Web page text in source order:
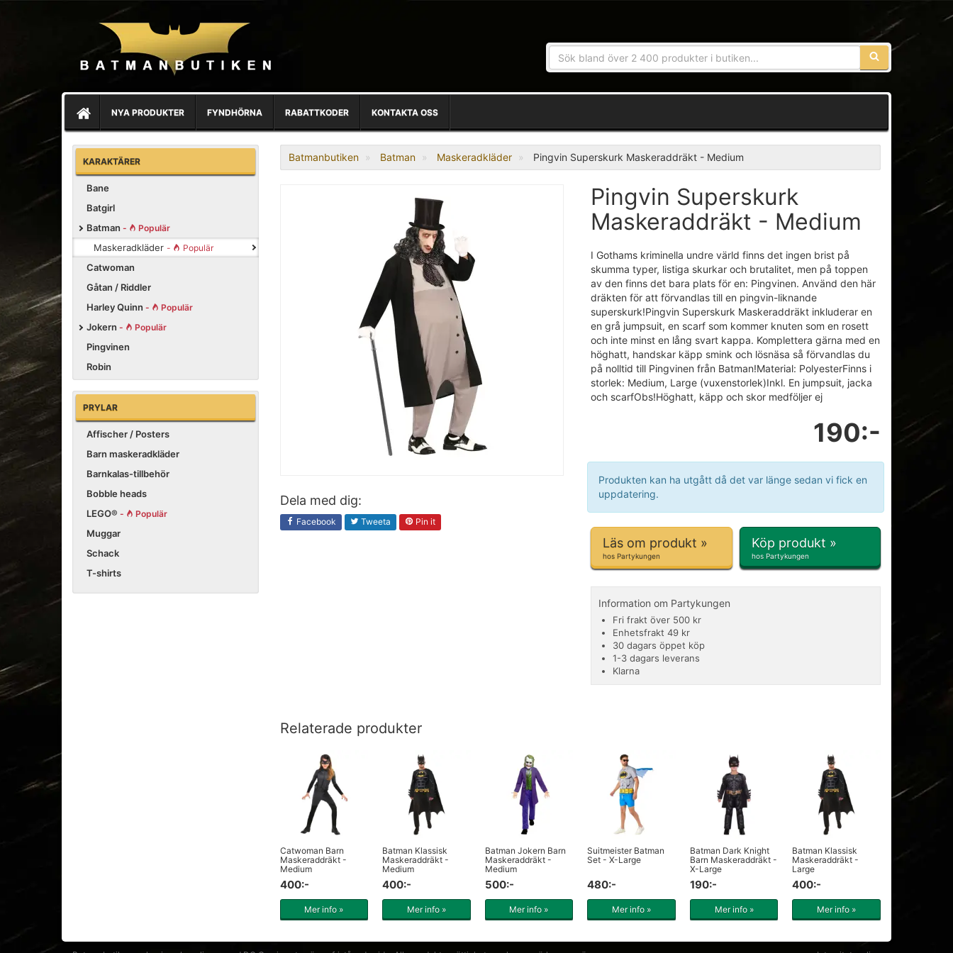
Sökfras:
NYA PRODUKTER FYNDHÖRNA RABATTKODER KONTAKTA OSS
KARAKTÄRER
Bane
Batgirl
Batman - Populär
Maskeradkläder - Populär
Catwoman
Gåtan / Riddler
Harley Quinn - Populär
Jokern - Populär
Pingvinen
Robin
PRYLAR
Affischer / Posters
Barn maskeradkläder
Barnkalas-tillbehör
Bobble heads
LEGO® - Populär
Muggar
Schack
T-shirts
Batmanbutiken Batman Maskeradkläder Pingvin Superskurk Maskeraddräkt - Medium
Dela med dig:
Facebook Tweeta Pin it
Pingvin Superskurk
Maskeraddräkt - Medium
I Gothams kriminella undre värld finns det ingen brist på
skumma typer, listiga skurkar och brutalitet, men på toppen
av den finns det bara plats för en: Pingvinen. Använd den här
dräkten för att förvandlas till en pingvin-liknande
superskurk!Pingvin Superskurk Maskeraddräkt inkluderar en
en grå jumpsuit, en scarf som kommer knuten som en rosett
och inte minst en lång svart kappa. Komplettera gärna med en
höghatt, handskar käpp smink och lösnäsa så förvandlas du
på nolltid till Pingvinen från Batman!Material: PolyesterFinns i
storlek: Medium, Large (vuxenstorlek)Inkl. En jumpsuit, jacka
och scarfObs!Höghatt, käpp och skor medföljer ej
190:-
Produkten kan ha utgått då det var länge sedan vi fick en
uppdatering.
Läs om produkt »
hos Partykungen
Köp produkt »
hos Partykungen
Information om Partykungen
Fri frakt över 500 kr
Enhetsfrakt 49 kr
30 dagars öppet köp
1-3 dagars leverans
Klarna
Relaterade produkter
Catwoman Barn
Maskeraddräkt -
Medium
400:-
Mer info »
Batman Klassisk
Maskeraddräkt -
Medium
400:-
Mer info »
Batman Jokern Barn
Maskeraddräkt -
Medium
500:-
Mer info »
Suitmeister Batman
Set - X-Large
480:-
Mer info »
Batman Dark Knight
Barn Maskeraddräkt -
X-Large
190:-
Mer info »
Batman Klassisk
Maskeraddräkt -
Large
400:-
Mer info »